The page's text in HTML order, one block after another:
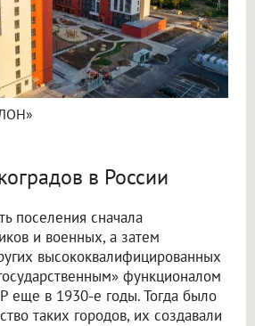
в России
поселения сначала
и военных, а затем
высококвалифицированных
функционалом
еще в 1930-е годы. Тогда было
таких городов, их создавали